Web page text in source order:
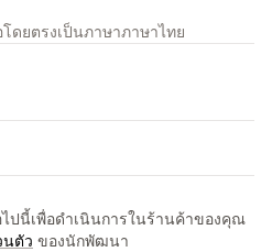
ดยตรงเป็นภาษาภาษาไทย
ปนี้เพื่อดำเนินการในร้านค้าของคุณ
นตัว ของนักพัฒนา